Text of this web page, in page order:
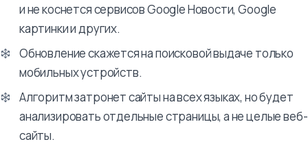
и не коснется сервисов Google Новости, Google
картинки и других.
Обновление скажется на поисковой выдаче только
мобильных устройств.
Алгоритм затронет сайты на всех языках, но будет
анализировать отдельные страницы, а не целые веб-
сайты.